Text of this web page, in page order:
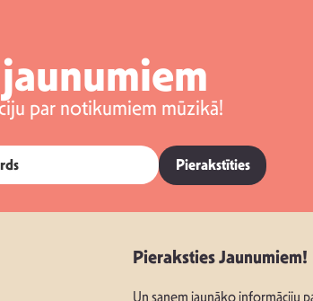
par notikumiem mūzikā!
Pierakstīties
Pieraksties Jaunumiem!